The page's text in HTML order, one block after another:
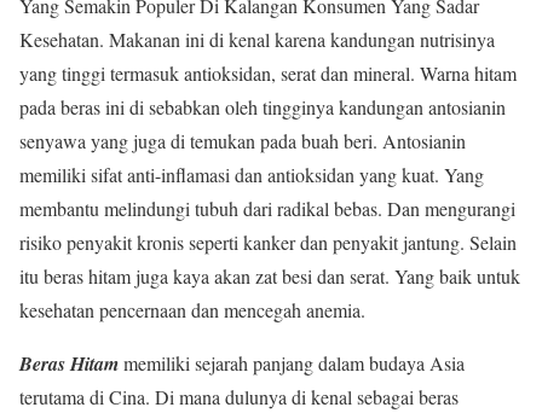
Yang Semakin Populer Di Kalangan Konsumen Yang Sadar
Kesehatan. Makanan ini di kenal karena kandungan nutrisinya
yang tinggi termasuk antioksidan, serat dan mineral. Warna hitam
pada beras ini di sebabkan oleh tingginya kandungan antosianin
senyawa yang juga di temukan pada buah beri. Antosianin
memiliki sifat anti-inflamasi dan antioksidan yang kuat. Yang
membantu melindungi tubuh dari radikal bebas. Dan mengurangi
risiko penyakit kronis seperti kanker dan penyakit jantung. Selain
itu beras hitam juga kaya akan zat besi dan serat. Yang baik untuk
kesehatan pencernaan dan mencegah anemia.
Beras Hitammemiliki sejarah panjang dalam budaya Asia
terutama di Cina. Di mana dulunya di kenal sebagai beras